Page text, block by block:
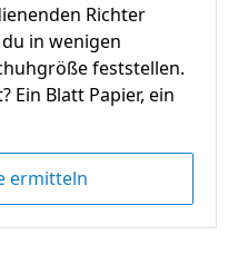
Richter
in wenigen
feststellen.
Ein Blatt Papier, ein
ermitteln